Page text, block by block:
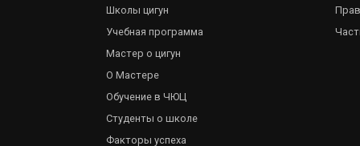
Школы цигун
Учебная программа
Мастер о цигун
О Мастере
Обучение в ЧЮЦ
Студенты о школе
Факторы успеха